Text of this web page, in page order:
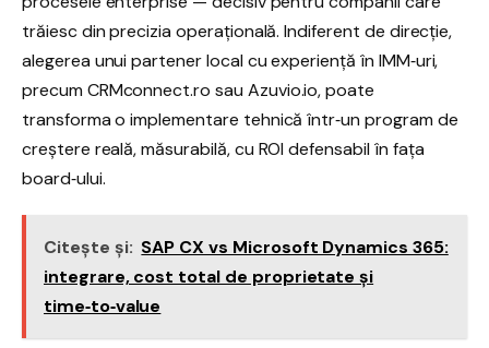
trăiesc din precizia operațională. Indiferent de direcție,
alegerea unui partener local cu experiență în IMM‑uri,
precum CRMconnect.ro sau Azuvio.io, poate
transforma o implementare tehnică într‑un program de
creștere reală, măsurabilă, cu ROI defensabil în fața
board‑ului.
Citește și: SAP CX vs Microsoft Dynamics 365:
integrare, cost total de proprietate și
time‑to‑value